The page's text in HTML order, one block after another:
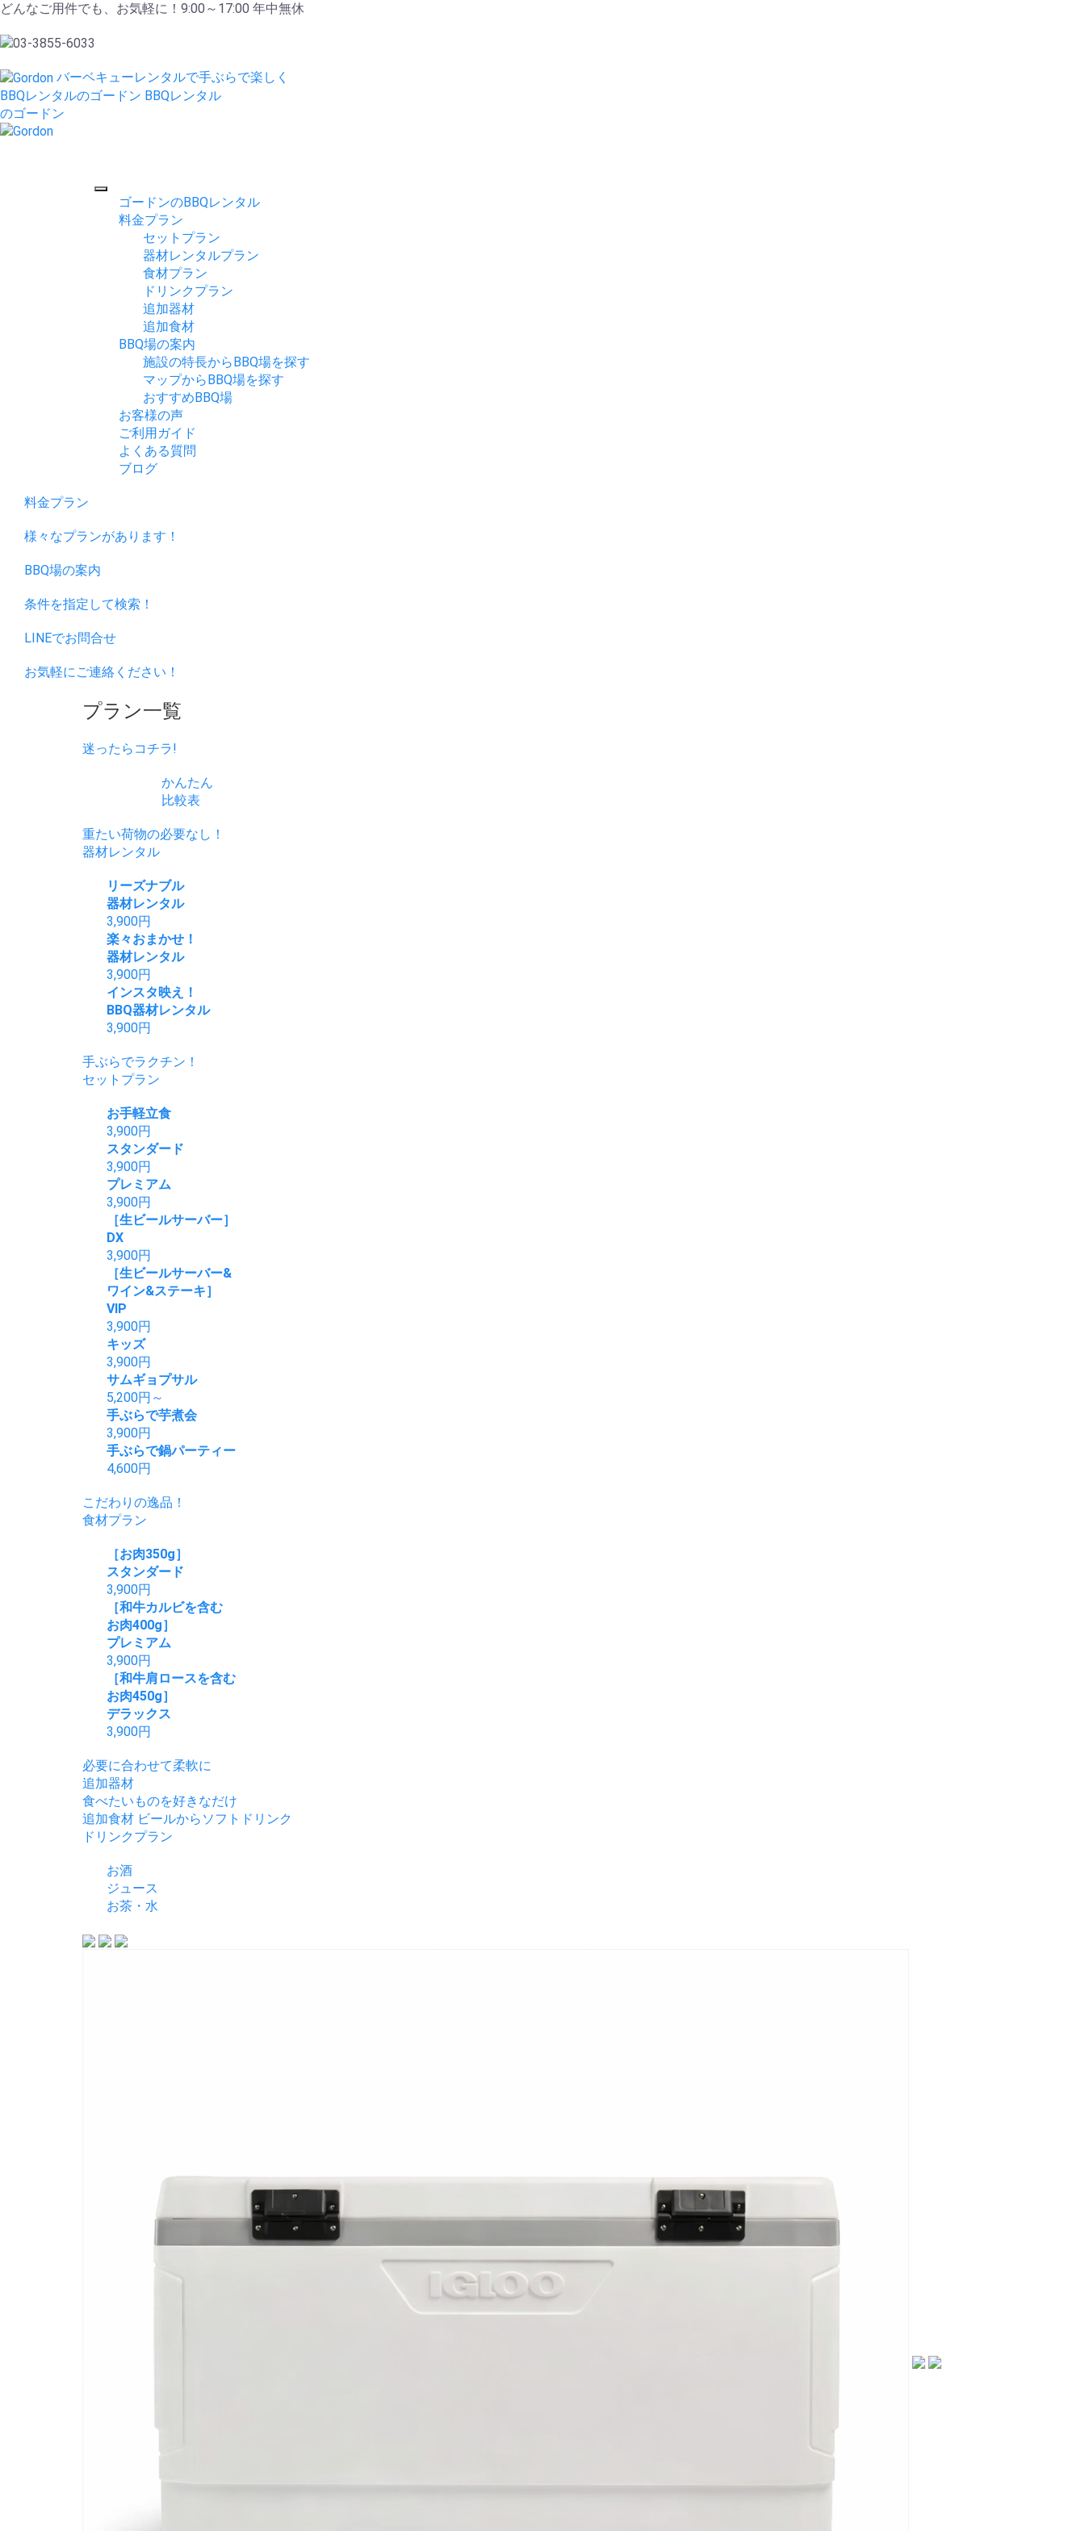
どんなご用件でも、お気軽に！9:00～17:00 年中無休
バーベキューレンタルで手ぶらで楽しく
BBQレンタルのゴードン BBQレンタル
のゴードン
ゴードンのBBQレンタル
料金プラン
セットプラン
器材レンタルプラン
食材プラン
ドリンクプラン
追加器材
追加食材
BBQ場の案内
施設の特長からBBQ場を探す
マップからBBQ場を探す
おすすめBBQ場
お客様の声
ご利用ガイド
よくある質問
ブログ
料金プラン
様々なプランがあります！
BBQ場の案内
条件を指定して検索！
LINEでお問合せ
お気軽にご連絡ください！
プラン一覧
迷ったらコチラ!
かんたん
比較表
重たい荷物の必要なし！
器材レンタル
リーズナブル
器材レンタル
3,900円
楽々おまかせ！
器材レンタル
3,900円
インスタ映え！
BBQ器材レンタル
3,900円
手ぶらでラクチン！
セットプラン
お手軽立食
3,900円
スタンダード
3,900円
プレミアム
3,900円
［生ビールサーバー］
DX
3,900円
［生ビールサーバー&
ワイン&ステーキ］
VIP
3,900円
キッズ
3,900円
サムギョプサル
5,200円～
手ぶらで芋煮会
3,900円
手ぶらで鍋パーティー
4,600円
こだわりの逸品！
食材プラン
［お肉350g］
スタンダード
3,900円
［和牛カルビを含む
お肉400g］
プレミアム
3,900円
［和牛肩ロースを含む
お肉450g］
デラックス
3,900円
必要に合わせて柔軟に
追加器材
食べたいものを好きなだけ
追加食材 ビールからソフトドリンク
ドリンクプラン
お酒
ジュース
お茶・水